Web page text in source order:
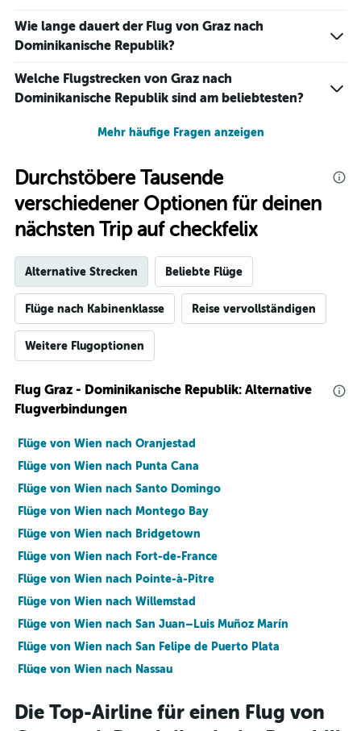
Wie lange dauert der Flug von Graz nach
Dominikanische Republik?
Welche Flugstrecken von Graz nach
Dominikanische Republik sind am beliebtesten?
Mehr häufige Fragen anzeigen
Durchstöbere Tausende
verschiedener Optionen für deinen
nächsten Trip auf checkfelix
Alternative Strecken Beliebte Flüge
Flüge nach Kabinenklasse Reise vervollständigen
Weitere Flugoptionen
Flug Graz - Dominikanische Republik: Alternative
Flugverbindungen
Flüge von Wien nach Oranjestad
Flüge von Wien nach Punta Cana
Flüge von Wien nach Santo Domingo
Flüge von Wien nach Montego Bay
Flüge von Wien nach Bridgetown
Flüge von Wien nach Fort-de-France
Flüge von Wien nach Pointe-à-Pitre
Flüge von Wien nach Willemstad
Flüge von Wien nach San Juan–Luis Muñoz Marín
Flüge von Wien nach San Felipe de Puerto Plata
Flüge von Wien nach Nassau
Flüge von Graz nach Punta Cana
Die Top-Airline für einen Flug von